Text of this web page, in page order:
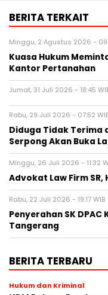
BERITA TERKAIT
Minggu, 2 Agustus 2026 -
Kuasa Hukum
Kantor Pertanahan
Jumat, 31 Juli 2026 - 18:45
Rabu, 29 Juli 2026 - 07:52
Diduga Tidak Terima
Serpong Akan Buka
Minggu, 26 Juli 2026 - 11:32
Advokat Law Firm SR,
Rabu, 22 Juli 2026 - 19:17 WIB
Penyerahan SK
Tangerang
BERITA TERBARU
Hukum dan Kriminal